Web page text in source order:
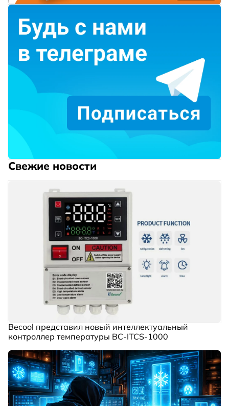
Свежие новости
Becool представил новый интеллектуальный
контроллер температуры BC‑ITCS‑1000